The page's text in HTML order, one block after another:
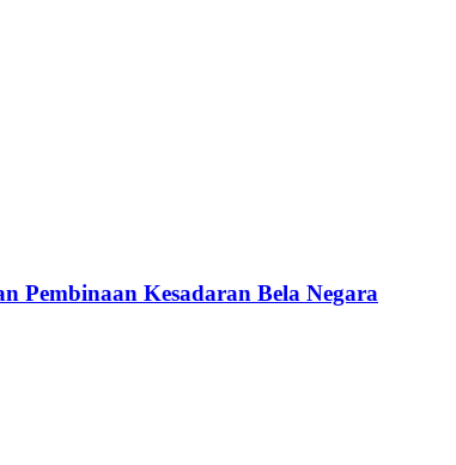
Pembinaan Kesadaran Bela Negara